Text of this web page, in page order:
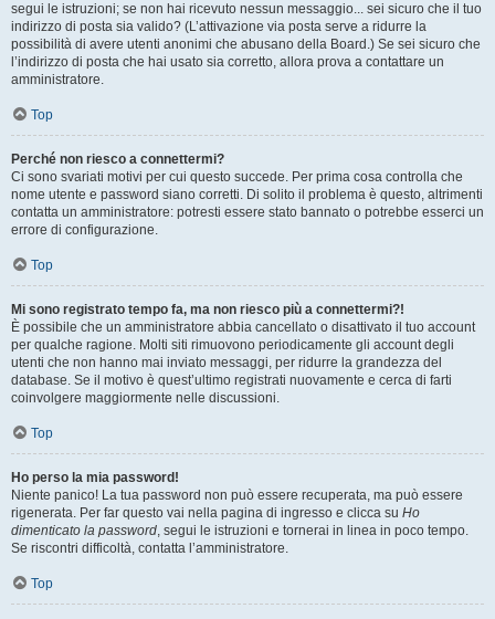
segui le istruzioni; se non hai ricevuto nessun messaggio... sei sicuro che il tuo
indirizzo di posta sia valido? (L’attivazione via posta serve a ridurre la
possibilità di avere utenti anonimi che abusano della Board.) Se sei sicuro che
l’indirizzo di posta che hai usato sia corretto, allora prova a contattare un
amministratore.
Top
Perché non riesco a connettermi?
Ci sono svariati motivi per cui questo succede. Per prima cosa controlla che
nome utente e password siano corretti. Di solito il problema è questo, altrimenti
contatta un amministratore: potresti essere stato bannato o potrebbe esserci un
errore di configurazione.
Top
Mi sono registrato tempo fa, ma non riesco più a connettermi?!
È possibile che un amministratore abbia cancellato o disattivato il tuo account
per qualche ragione. Molti siti rimuovono periodicamente gli account degli
utenti che non hanno mai inviato messaggi, per ridurre la grandezza del
database. Se il motivo è quest’ultimo registrati nuovamente e cerca di farti
coinvolgere maggiormente nelle discussioni.
Top
Ho perso la mia password!
Niente panico! La tua password non può essere recuperata, ma può essere
rigenerata. Per far questo vai nella pagina di ingresso e clicca su Ho
dimenticato la password, segui le istruzioni e tornerai in linea in poco tempo.
Se riscontri difficoltà, contatta l’amministratore.
Top